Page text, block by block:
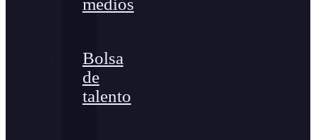
medios
Bolsa
de
talento